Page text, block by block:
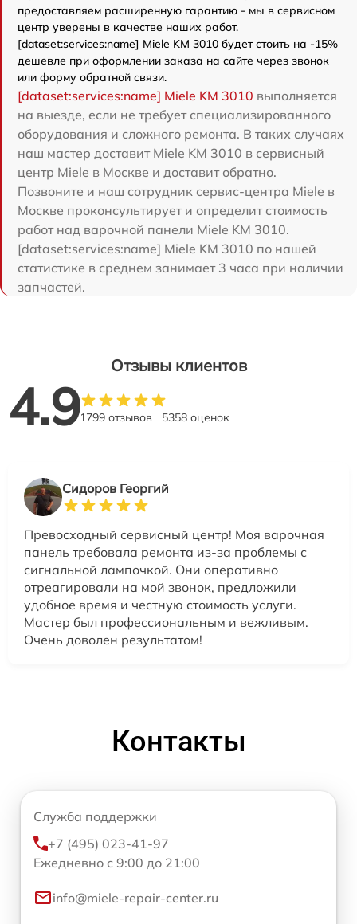
предоставляем расширенную гарантию - мы в сервисном
центр уверены в качестве наших работ.
[dataset:services:name] Miele KM 3010 будет стоить на -15%
дешевле при оформлении заказа на сайте через звонок
или форму обратной связи.
[dataset:services:name] Miele KM 3010 выполняется
на выезде, если не требует специализированного
оборудования и сложного ремонта. В таких случаях
наш мастер доставит Miele KM 3010 в сервисный
центр Miele в Москве и доставит обратно.
Позвоните и наш сотрудник сервис-центра Miele в
Москве проконсультирует и определит стоимость
работ над варочной панели Miele KM 3010.
[dataset:services:name] Miele KM 3010 по нашей
статистике в среднем занимает 3 часа при наличии
запчастей.
Отзывы клиентов
4.91799 отзывов 5358 оценок
Сидоров Георгий
Превосходный сервисный центр! Моя варочная
панель требовала ремонта из-за проблемы с
сигнальной лампочкой. Они оперативно
отреагировали на мой звонок, предложили
удобное время и честную стоимость услуги.
Мастер был профессиональным и вежливым.
Очень доволен результатом!
Контакты
Служба поддержки
+7 (495) 023-41-97
Ежедневно с 9:00 до 21:00
info@miele-repair-center.ru